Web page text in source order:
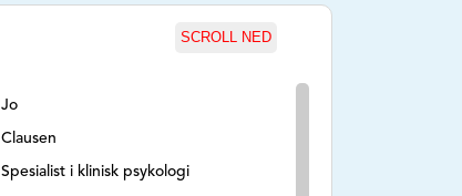
SCROLL NED
Jo
Clausen
Spesialist i klinisk psykologi